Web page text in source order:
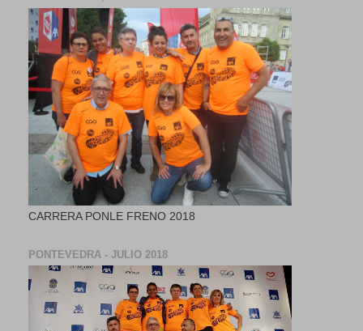
CARRERA PONLE FRENO 2018
PONTEVEDRA - JULIO 2018